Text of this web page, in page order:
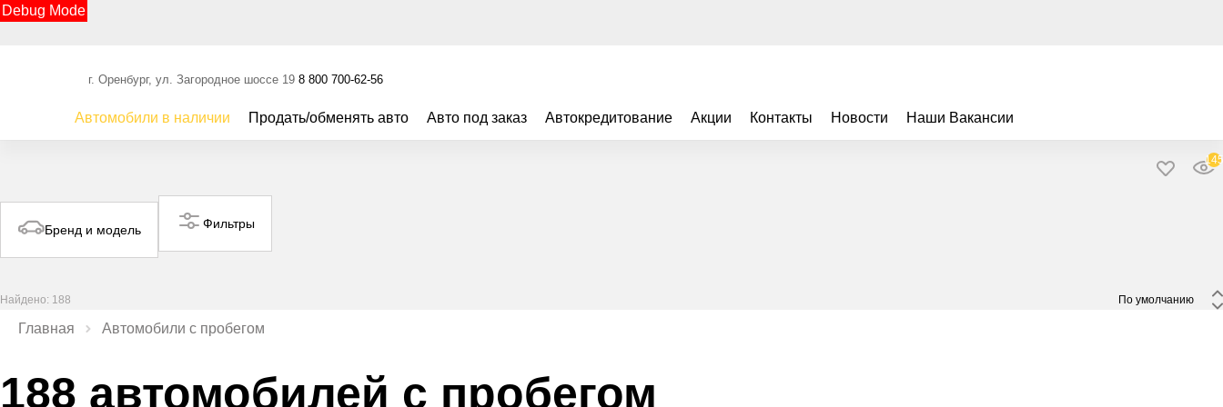
Debug Mode
г. Оренбург, ул. Загородное шоссе 19 8 800 700-62-56
Автомобили в наличии Продать/обменять авто Авто под заказ Автокредитование Акции Контакты Новости Наши Вакансии
145
Бренд и модель Фильтры
Найдено: 188
Главная Автомобили с пробегом
188 автомобилей с пробегом
Видео Видео